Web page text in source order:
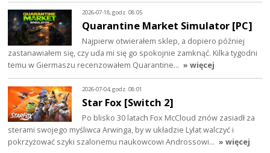
2026-07-18, godz. 08:05
Quarantine Market Simulator [PC]
Najpierw otwierałem sklep, a dopiero później
zastanawiałem się, czy uda mi się go spokojnie zamknąć. Kilka tygodni
temu w Giermaszu recenzowałem Quarantine… » więcej
2026-07-04, godz. 08:01
Star Fox [Switch 2]
Po blisko 30 latach Fox McCloud znów zasiadł za
sterami swojego myśliwca Arwinga, by w układzie Lylat walczyć i
pokrzyżować szyki szalonemu naukowcowi Androssowi… » więcej